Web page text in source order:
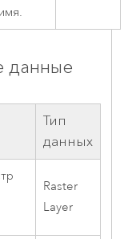
данные
Тип
данных
Raster
Layer